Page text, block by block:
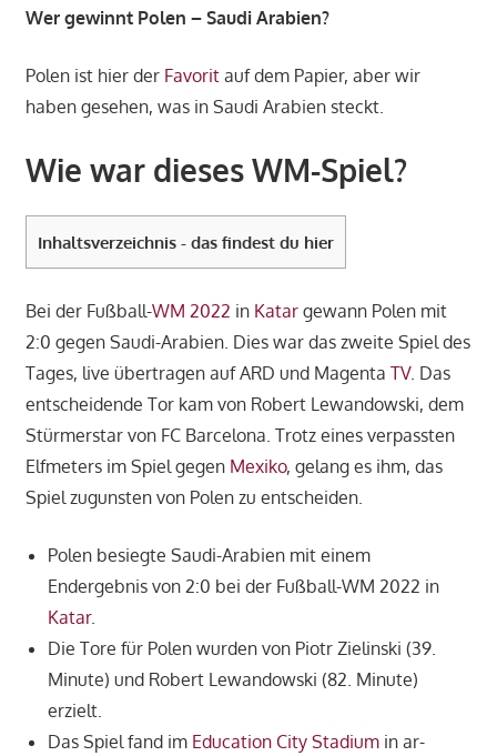
Wer gewinnt Polen – Saudi Arabien?
Polen ist hier der Favoritauf dem Papier, aber wir
haben gesehen, was in Saudi Arabien steckt.
Wie war dieses WM-Spiel?
Inhaltsverzeichnis - das findest du hier
Bei der Fußball-WM 2022 in Katargewann Polen mit
2:0 gegen Saudi-Arabien. Dies war das zweite Spiel des
Tages, live übertragen auf ARD und Magenta TV. Das
entscheidende Tor kam von Robert Lewandowski, dem
Stürmerstar von FC Barcelona. Trotz eines verpassten
Elfmeters im Spiel gegen Mexiko, gelang es ihm, das
Spiel zugunsten von Polen zu entscheiden.
Polen besiegte Saudi-Arabien mit einem
Endergebnis von 2:0 bei der Fußball-WM 2022 in
Katar.
Die Tore für Polen wurden von Piotr Zielinski (39.
Minute) und Robert Lewandowski (82. Minute)
erzielt.
Das Spiel fand im Education City Stadiumin ar-